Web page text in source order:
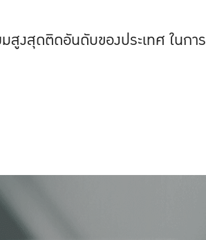
สูงสุดติดอันดับของประเทศ ในการ